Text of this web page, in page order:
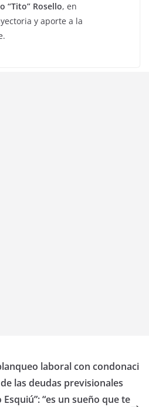
“Tito” Rosello, en
y aporte a la
laboral con condonaci
las deudas previsionales
“es un sueño que te